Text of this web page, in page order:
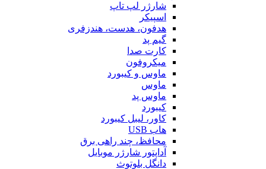
شارژر لپ تاپ
اسپیکر
هدفون، هدست، هندزفری
گیم پد
کارت صدا
میکروفون
ماوس و کیبورد
ماوس
ماوس پد
کیبورد
کاور، لیبل کیبورد
هاب USB
محافظ، چند راهی برق
آداپتور شارژر موبایل
دانگل بلوتوث